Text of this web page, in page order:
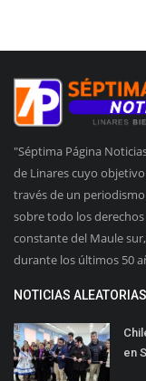
"Séptima Página
de Linares cuyo
través de un
sobre todo los
constante del Maule
durante los últimos 50
NOTICIAS ALEATORIAS
en